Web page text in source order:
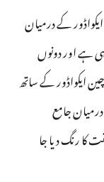
کے درمیان
منائی جا رہی ہے اور دونوں
ایکواڈور کے ساتھ
جامع
کا رنگ دیا جا